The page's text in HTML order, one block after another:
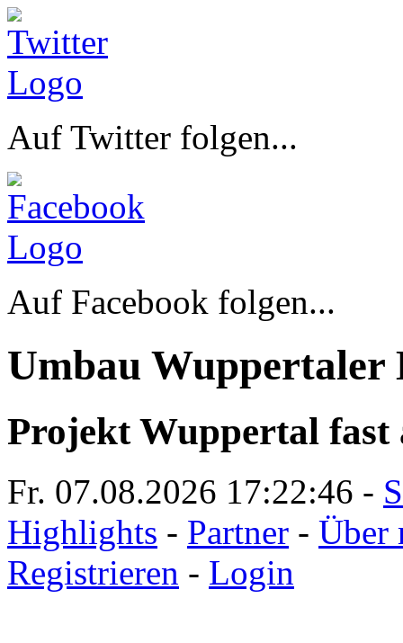
Auf Twitter folgen...
Auf Facebook folgen...
Umbau Wuppertaler
Projekt Wuppertal fast
Fr. 07.08.2026 17:22:46 -
Highlights - Partner - Über
Registrieren - Login